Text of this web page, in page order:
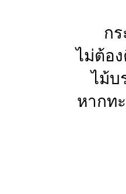
ก
ไม่ต้อ
ไม้บ
หากท